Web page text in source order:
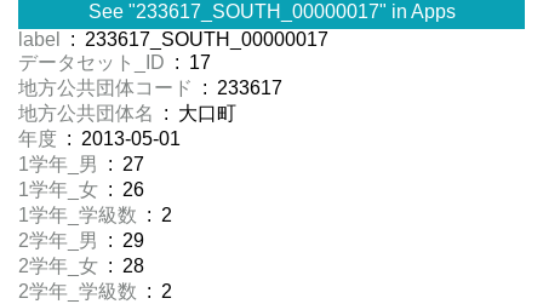
See "233617_SOUTH_00000017" in Apps
label
: 233617_SOUTH_00000017
データセット_ID : 17
地方公共団体コード
: 233617
地方公共団体名
: 大口町
年度 : 2013-05-01
1学年_男
: 27
1学年_女 : 26
1学年_学級数 : 2
2学年_男
: 29
2学年_女 : 28
2学年_学級数 : 2